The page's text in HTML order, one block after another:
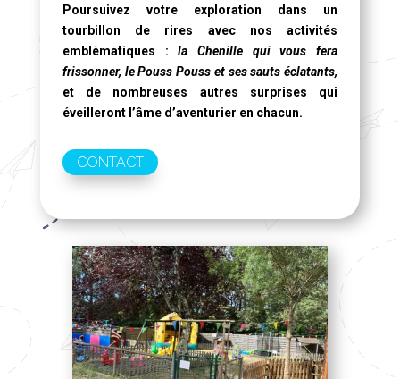
Poursuivez votre exploration dans un
tourbillon de rires avec nos activités
emblématiques :la Chenille qui vous fera
frissonner, le Pouss Pouss et ses sauts éclatants,
et de nombreuses autres surprises qui
éveilleront l’âme d’aventurier en chacun.
CONTACT